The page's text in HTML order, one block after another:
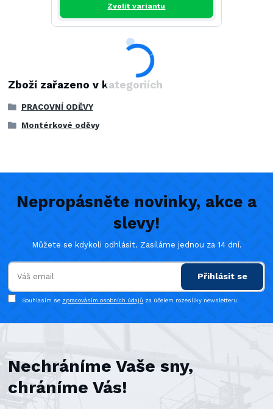
Zvolit variantu
Zboží zařazeno v kategoriích
PRACOVNÍ ODĚVY
Montérkové oděvy
Nepropásněte novinky, akce a
slevy!
Můžete se kdykoli odhlásit. Zasíláme jednou za 14 dní.
Přihlásit se
Souhlasím se zpracováním osobních údajů za účelem rozesílky newsletteru.
Nechráníme Vaše sny,
chráníme Vás!